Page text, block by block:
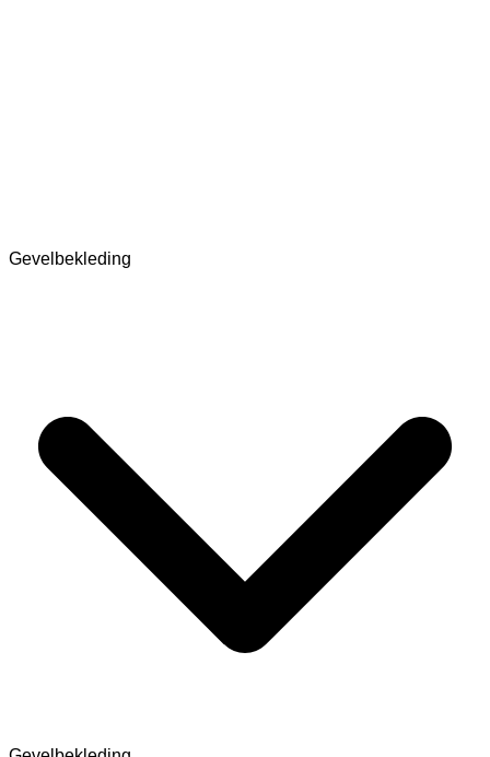
Gevelbekleding